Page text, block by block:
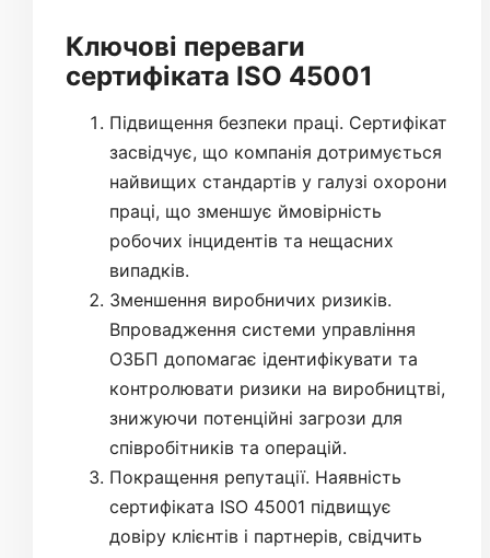
Ключові переваги
сертифіката ISO 45001
Підвищення безпеки праці. Сертифікат
засвідчує, що компанія дотримується
найвищих стандартів у галузі охорони
праці, що зменшує ймовірність
робочих інцидентів та нещасних
випадків.
Зменшення виробничих ризиків.
Впровадження системи управління
ОЗБП допомагає ідентифікувати та
контролювати ризики на виробництві,
знижуючи потенційні загрози для
співробітників та операцій.
Покращення репутації. Наявність
сертифіката ISO 45001 підвищує
довіру клієнтів і партнерів, свідчить